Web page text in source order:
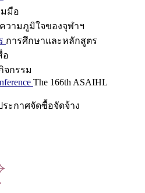
มือ
ความภูมิใจของจุฬาฯ
การศึกษาและหลักสูตร
อ
กรรม
The 166th ASAIHL
ระกาศจัดซื้อจัดจ้าง